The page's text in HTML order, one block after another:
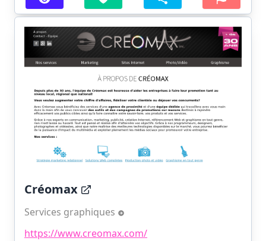
Créomax
Services graphiques
https://www.creomax.com/